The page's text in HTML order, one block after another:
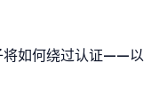
如何绕过认证——以